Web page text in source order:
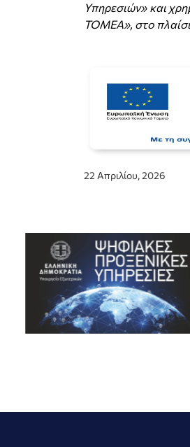
Υπηρεσιών» και
ΤΟΜΕΑ», στο
22 Απριλίου, 2026